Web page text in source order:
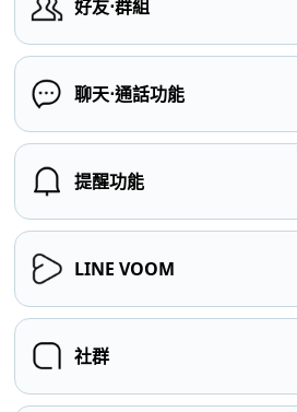
好友⋅群組
聊天⋅通話功能
提醒功能
LINE VOOM
社群